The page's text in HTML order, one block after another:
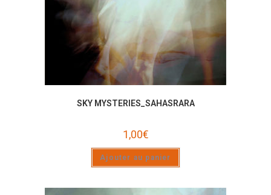
SKY MYSTERIES_SAHASRARA
1,00€
Ajouter au panier